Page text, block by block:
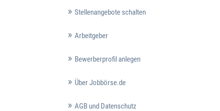
Stellenangebote schalten
Arbeitgeber
Bewerberprofil anlegen
Über Jobbörse.de
AGB und Datenschutz